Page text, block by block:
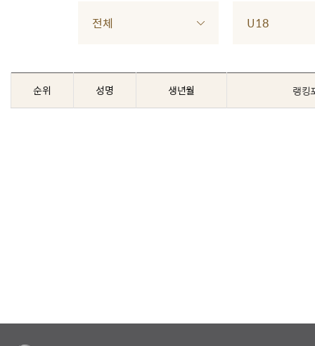
전체 U18
순위 성명 생년월 랭킹